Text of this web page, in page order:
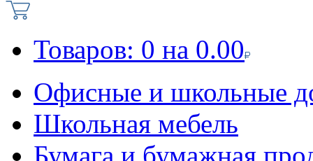
Товаров: 0 на 0.00
Офисные и школьные
Школьная мебель